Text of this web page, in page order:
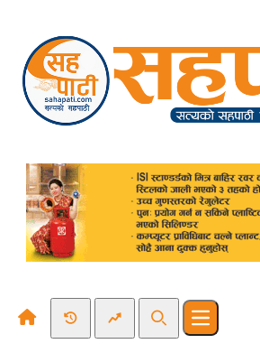
Recent NewsTrending News
SearchOpen